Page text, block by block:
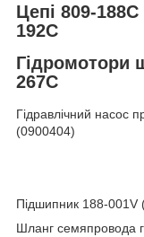
Цепі 809-
192C
Гідромотори
267C
Гідравлічний насос
(0900404)
Підшипник 188-001V
Шланг семяпровода